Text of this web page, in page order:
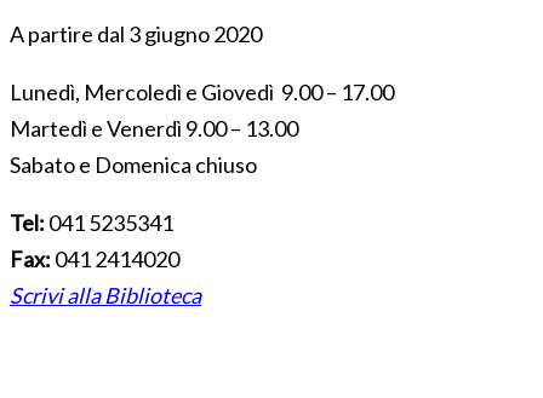
A partire dal 3 giugno 2020
Lunedì, Mercoledì e Giovedì 9.00 – 17.00
Martedì e Venerdì 9.00 – 13.00
Sabato e Domenica chiuso
Tel: 041 5235341
Fax: 041 2414020
Scrivi alla Biblioteca